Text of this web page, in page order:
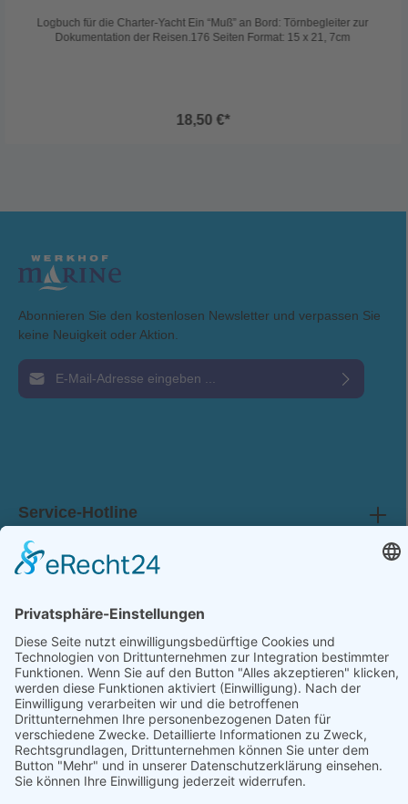
Logbuch für die Charter-Yacht Ein “Muß” an Bord: Törnbegleiter zur
Dokumentation der Reisen.176 Seiten Format: 15 x 21, 7cm
18,50 €*
Abonnieren Sie den kostenlosen Newsletter und verpassen Sie
keine Neuigkeit oder Aktion.
E-Mail-Adresse*
Folge uns:
Service-Hotline
Shop Service
Information